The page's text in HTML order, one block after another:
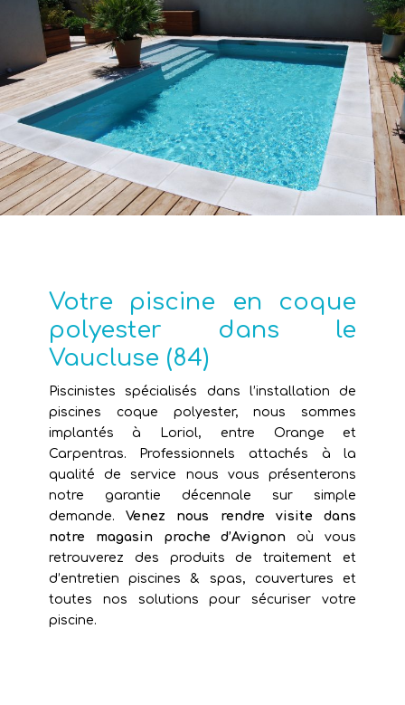
Votre piscine en coque
polyester dans le
Vaucluse (84)
Piscinistes spécialisés dans l’installation de
piscines coque polyester, nous sommes
implantés à Loriol, entre Orange et
Carpentras. Professionnels attachés à la
qualité de service nous vous présenterons
notre garantie décennale sur simple
demande.Venez nous rendre visite dans
notre magasin proche d’Avignonoù vous
retrouverez des produits de traitement et
d’entretien piscines & spas, couvertures et
toutes nos solutions pour sécuriser votre
piscine.